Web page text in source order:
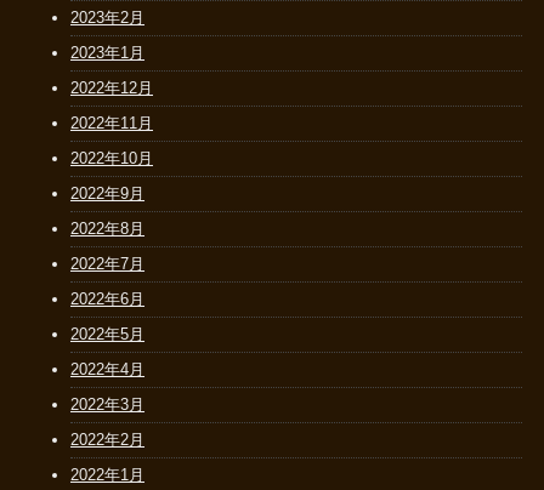
2023年2月
2023年1月
2022年12月
2022年11月
2022年10月
2022年9月
2022年8月
2022年7月
2022年6月
2022年5月
2022年4月
2022年3月
2022年2月
2022年1月